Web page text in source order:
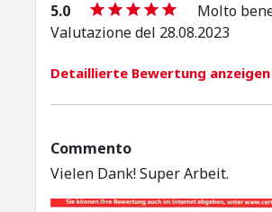
5.0
Molto
Valutazione del 28.08.2023
Detaillierte Bewertung anzeigen
Commento
Vielen Dank! Super Arbeit.